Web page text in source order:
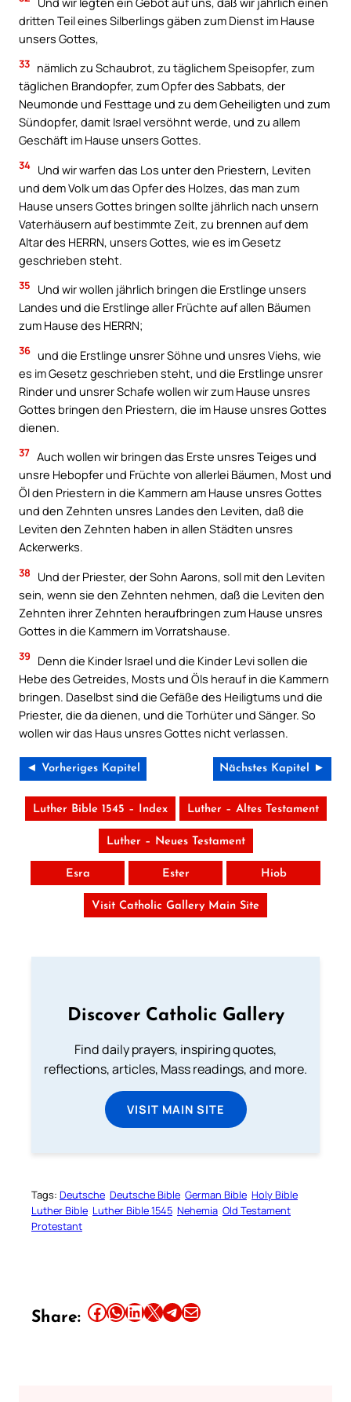
dritten Teil eines Silberlings gäben zum Dienst im Hause
unsers Gottes,
33 nämlich zu Schaubrot, zu täglichem Speisopfer, zum
täglichen Brandopfer, zum Opfer des Sabbats, der
Neumonde und Festtage und zu dem Geheiligten und zum
Sündopfer, damit Israel versöhnt werde, und zu allem
Geschäft im Hause unsers Gottes.
34 Und wir warfen das Los unter den Priestern, Leviten
und dem Volk um das Opfer des Holzes, das man zum
Hause unsers Gottes bringen sollte jährlich nach unsern
Vaterhäusern auf bestimmte Zeit, zu brennen auf dem
Altar des HERRN, unsers Gottes, wie es im Gesetz
geschrieben steht.
35
Und wir wollen jährlich bringen die Erstlinge unsers
Landes und die Erstlinge aller Früchte auf allen Bäumen
zum Hause des HERRN;
36 und die Erstlinge unsrer Söhne und unsres Viehs, wie
es im Gesetz geschrieben steht, und die Erstlinge unsrer
Rinder und unsrer Schafe wollen wir zum Hause unsres
Gottes bringen den Priestern, die im Hause unsres Gottes
dienen.
37 Auch wollen wir bringen das Erste unsres Teiges und
unsre Hebopfer und Früchte von allerlei Bäumen, Most und
Öl den Priestern in die Kammern am Hause unsres Gottes
und den Zehnten unsres Landes den Leviten, daß die
Leviten den Zehnten haben in allen Städten unsres
Ackerwerks.
38
Und der Priester, der Sohn Aarons, soll mit den Leviten
sein, wenn sie den Zehnten nehmen, daß die Leviten den
Zehnten ihrer Zehnten heraufbringen zum Hause unsres
Gottes in die Kammern im Vorratshause.
39
Denn die Kinder Israel und die Kinder Levi sollen die
Hebe des Getreides, Mosts und Öls herauf in die Kammern
bringen. Daselbst sind die Gefäße des Heiligtums und die
Priester, die da dienen, und die Torhüter und Sänger. So
wollen wir das Haus unsres Gottes nicht verlassen.
◄ Vorheriges Kapitel Nächstes Kapitel ►
Luther Bible 1545 – Index Luther – Altes Testament
Luther – Neues Testament
Esra Ester Hiob
Visit Catholic Gallery Main Site
Discover Catholic Gallery
Find daily prayers, inspiring quotes,
reflections, articles, Mass readings, and more.
VISIT MAIN SITE
Tags: Deutsche Deutsche Bible German Bible Holy Bible
Luther Bible Luther Bible 1545 Nehemia Old Testament
Protestant
Share: Share this article on Facebook Share this article on WhatsApp Share this article on LinkedIn Share this article on X Share this article on TelegramEmail this Article